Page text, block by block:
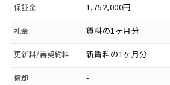
保証金 1,752,000円
礼金 賃料の1ヶ月分
更新料/再契約料 新賃料の1ヶ月分
償却 -